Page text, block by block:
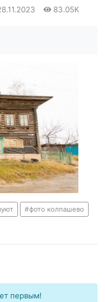
83.05K
фото колпашево
первым!